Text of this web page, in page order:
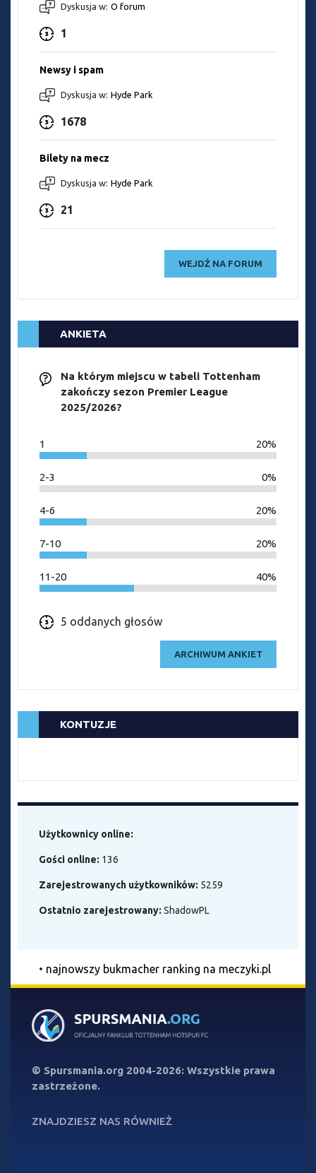
Dyskusja w: O forum
1
Newsy i spam
Dyskusja w: Hyde Park
1678
Bilety na mecz
Dyskusja w: Hyde Park
21
WEJDŹ NA FORUM
ANKIETA
Na którym miejscu w tabeli Tottenham
zakończy sezon Premier League
2025/2026?
1 20%
2-3 0%
4-6 20%
7-10 20%
11-20 40%
5 oddanych głosów
ARCHIWUM ANKIET
KONTUZJE
Użytkownicy online:
Gości online: 136
Zarejestrowanych użytkowników: 5259
Ostatnio zarejestrowany: ShadowPL
• najnowszy bukmacher ranking na meczyki.pl
© Spursmania.org 2004-2026: Wszystkie prawa
zastrzeżone.
ZNAJDZIESZ NAS RÓWNIEŻ